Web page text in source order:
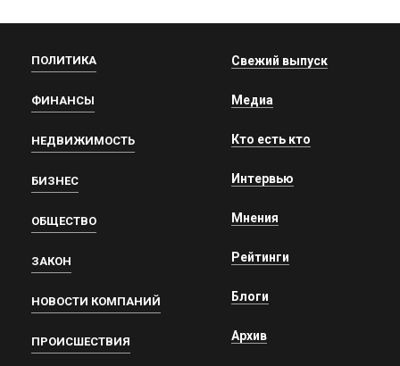
ПОЛИТИКА
ФИНАНСЫ
НЕДВИЖИМОСТЬ
БИЗНЕС
ОБЩЕСТВО
ЗАКОН
НОВОСТИ КОМПАНИЙ
ПРОИСШЕСТВИЯ
Свежий выпуск
Медиа
Кто есть кто
Интервью
Мнения
Рейтинги
Блоги
Архив